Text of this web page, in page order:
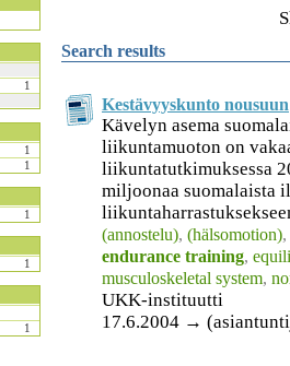
1
1
1
1
1
1
Search results
Kestävyyskunto nousuun
Kävelyn asema
liikuntamuoton on
liikuntatutkimuksessa
miljoonaa suomalaista
(annostelu), (hälsomotion),
endurance training,
musculoskeletal system,
UKK-instituutti
17.6.2004 →